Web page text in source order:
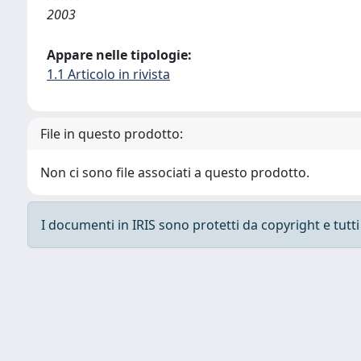
2003
Appare nelle tipologie:
1.1 Articolo in rivista
File in questo prodotto:
Non ci sono file associati a questo prodotto.
I documenti in IRIS sono protetti da copyright e